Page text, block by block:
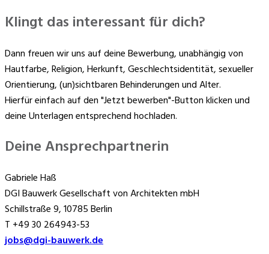
Klingt das interessant für dich?
Dann freuen wir uns auf deine Bewerbung, unabhängig von
Hautfarbe, Religion, Herkunft, Geschlechtsidentität, sexueller
Orientierung, (un)sichtbaren Behinderungen und Alter.
Hierfür einfach auf den "Jetzt bewerben"-Button klicken und
deine Unterlagen entsprechend hochladen.
Deine Ansprechpartnerin
Gabriele Haß
DGI Bauwerk Gesellschaft von Architekten mbH
Schillstraße 9, 10785 Berlin
T +49 30 264943-53
jobs@dgi-bauwerk.de